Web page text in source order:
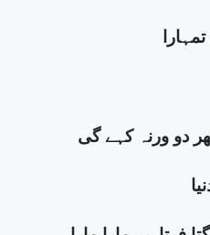
دو ورنہ کہے گی